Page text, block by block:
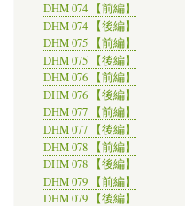
DHM 074 【前編】
DHM 074 【後編】
DHM 075 【前編】
DHM 075 【後編】
DHM 076 【前編】
DHM 076 【後編】
DHM 077 【前編】
DHM 077 【後編】
DHM 078 【前編】
DHM 078 【後編】
DHM 079 【前編】
DHM 079 【後編】